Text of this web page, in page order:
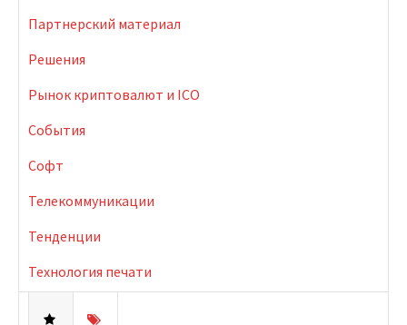
Партнерский материал
Решения
Рынок криптовалют и ICO
События
Софт
Телекоммуникации
Тенденции
Технология печати